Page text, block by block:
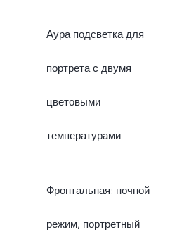
Аура подсветка для
портрета с двумя
цветовыми
температурами
Фронтальная: ночной
режим, портретный